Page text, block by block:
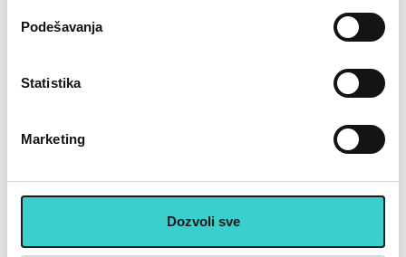
Podešavanja
Statistika
Marketing
Dozvoli sve
stranu. Trebalo bi da uradite tri serije na
svakoj strani.
Savet:
Najbolje bi bilo da ovu vežbu u
(Izvor: